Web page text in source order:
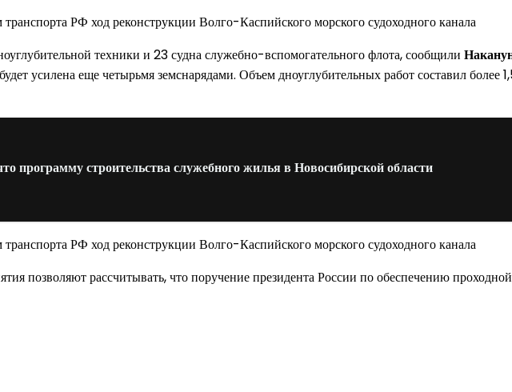
техники и 23 судна служебно-вспомогательного флота, сообщили
усилена еще четырьмя земснарядами. Объем дноуглубительных работ составил
программу строительства служебного жилья в Новосибирской области
позволяют рассчитывать, что поручение президента России по обеспечению